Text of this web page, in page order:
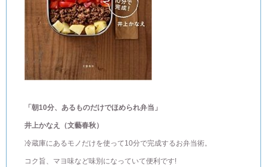
「 朝10分、あるものだけでほめられ弁当 」
井上かなえ （文藝春秋）
冷蔵庫にあるモノだけを使って10分で完成するお弁当術。
コク旨、マヨ味など味別になっていて便利です!